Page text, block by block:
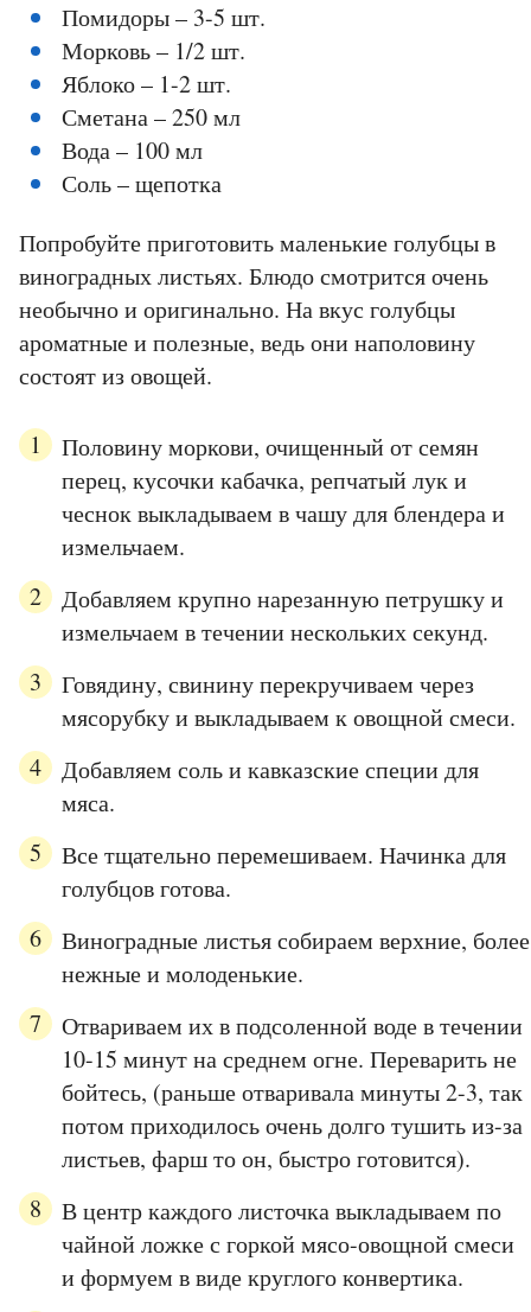
Помидоры – 3-5 шт.
Морковь – 1/2 шт.
Яблоко – 1-2 шт.
Сметана – 250 мл
Вода – 100 мл
Соль – щепотка
Попробуйте приготовить маленькие голубцы в
виноградных листьях. Блюдо смотрится очень
необычно и оригинально. На вкус голубцы
ароматные и полезные, ведь они наполовину
состоят из овощей.
Половину моркови, очищенный от семян
перец, кусочки кабачка, репчатый лук и
чеснок выкладываем в чашу для блендера и
измельчаем.
Добавляем крупно нарезанную петрушку и
измельчаем в течении нескольких секунд.
Говядину, свинину перекручиваем через
мясорубку и выкладываем к овощной смеси.
Добавляем соль и кавказские специи для
мяса.
Все тщательно перемешиваем. Начинка для
голубцов готова.
Виноградные листья собираем верхние, более
нежные и молоденькие.
Отвариваем их в подсоленной воде в течении
10-15 минут на среднем огне. Переварить не
бойтесь, (раньше отваривала минуты 2-3, так
потом приходилось очень долго тушить из-за
листьев, фарш то он, быстро готовится).
В центр каждого листочка выкладываем по
чайной ложке с горкой мясо-овощной смеси
и формуем в виде круглого конвертика.